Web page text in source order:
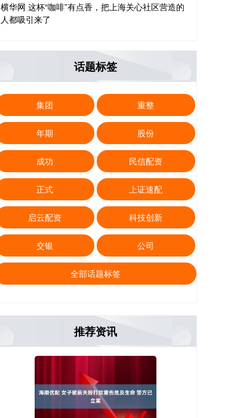
横华网 这杯“咖啡”有点香，把上海关心社区营造的
人都吸引来了
话题标签
集团 重整
年期 股份
成功 民信配资
正式 上证速配
启云配资 科技创新
交银 公司
全部话题标签
推荐资讯